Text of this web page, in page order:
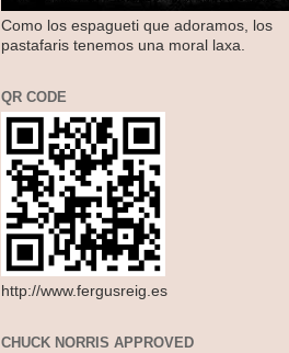
Como los espagueti que adoramos, los
pastafaris tenemos una moral laxa.
QR CODE
http://www.fergusreig.es
CHUCK NORRIS APPROVED